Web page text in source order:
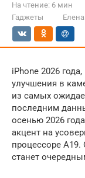
На чтение: 6 мин
Гаджеты
iPhone 2026
улучшения в
из самых
последним
осенью 2026
акцент на
процессоре A19.
станет